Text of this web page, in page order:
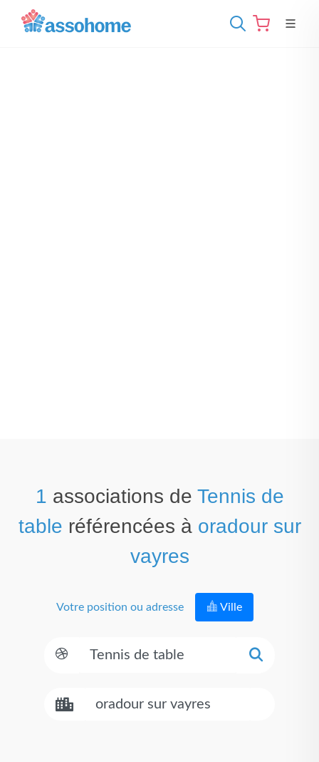
1 associations de Tennis de
table référencées à oradour sur
vayres
Votre position ou adresse Ville